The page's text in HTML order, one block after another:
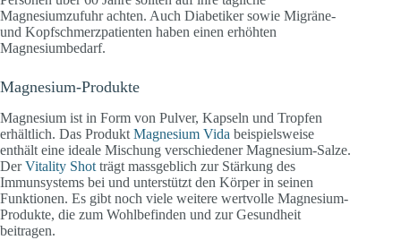
Magnesiumzufuhr achten. Auch Diabetiker sowie Migräne-
und Kopfschmerzpatienten haben einen erhöhten
Magnesiumbedarf.
Magnesium-Produkte
Magnesium ist in Form von Pulver, Kapseln und Tropfen
erhältlich. Das ProduktMagnesium Vida beispielsweise
enthält eine ideale Mischung verschiedener Magnesium-Salze.
DerVitality Shotträgt massgeblich zur Stärkung des
Immunsystems bei und unterstützt den Körper in seinen
Funktionen. Es gibt noch viele weitere wertvolle Magnesium-
Produkte, die zum Wohlbefinden und zur Gesundheit
beitragen.